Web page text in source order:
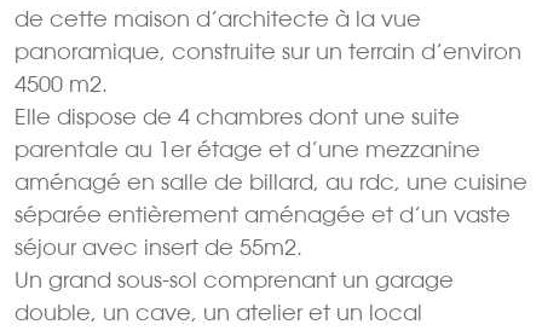
de cette maison d’architecte à la vue
panoramique, construite sur un terrain d’environ
4500 m2.
Elle dispose de 4 chambres dont une suite
parentale au 1er étage et d’une mezzanine
aménagé en salle de billard, au rdc, une cuisine
séparée entièrement aménagée et d’un vaste
séjour avec insert de 55m2.
Un grand sous-sol comprenant un garage
double, un cave, un atelier et un local